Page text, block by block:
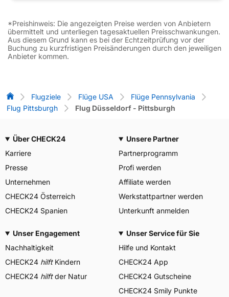
*Preishinweis: Die angezeigten Preise werden von Anbietern
übermittelt und unterliegen tagesaktuellen Preisschwankungen.
Aus diesem Grund kann es bei der Echtzeitprüfung vor der
Buchung zu kurzfristigen Preisänderungen durch den jeweiligen
Anbieter kommen.
Flug-Vergleich
Flugziele Flüge USA
Flüge Pennsylvania
Flug Pittsburgh
Flug Düsseldorf - Pittsburgh
Über CHECK24
Karriere
Presse
Unternehmen
CHECK24 Österreich
CHECK24 Spanien
Unsere Partner
Partnerprogramm
Profi werden
Affiliate werden
Werkstattpartner werden
Unterkunft anmelden
Unser Engagement
Nachhaltigkeit
CHECK24 hilftKindern
CHECK24 hilftder Natur
Unser Service für Sie
Hilfe und Kontakt
CHECK24 App
CHECK24 Gutscheine
CHECK24 Smily Punkte